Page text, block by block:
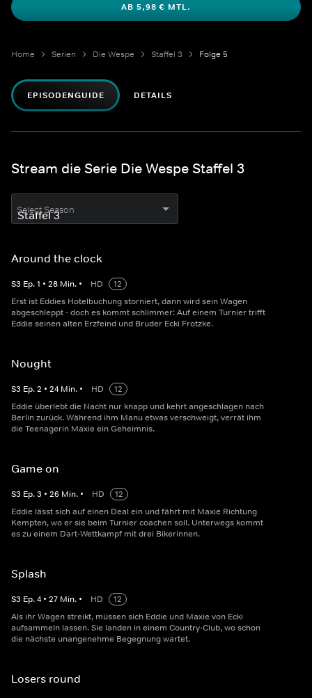
AB 5,98 € MTL.
Home Serien Die Wespe Staffel 3 Folge 5
EPISODENGUIDE DETAILS
Stream die Serie Die Wespe Staffel 3
Select Season
Around the clock
S3 Ep.1 • 28 Min. • HD
12
Erst ist Eddies Hotelbuchung storniert, dann wird sein Wagen
abgeschleppt - doch es kommt schlimmer: Auf einem Turnier trifft
Eddie seinen alten Erzfeind und Bruder Ecki Frotzke.
Nought
S3 Ep.2 • 24 Min. • HD
12
Eddie überlebt die Nacht nur knapp und kehrt angeschlagen nach
Berlin zurück. Während ihm Manu etwas verschweigt, verrät ihm
die Teenagerin Maxie ein Geheimnis.
Game on
S3 Ep.3 • 26 Min. • HD
12
Eddie lässt sich auf einen Deal ein und fährt mit Maxie Richtung
Kempten, wo er sie beim Turnier coachen soll. Unterwegs kommt
es zu einem Dart-Wettkampf mit drei Bikerinnen.
Splash
S3 Ep.4 • 27 Min. • HD
12
Als ihr Wagen streikt, müssen sich Eddie und Maxie von Ecki
aufsammeln lassen. Sie landen in einem Country-Club, wo schon
die nächste unangenehme Begegnung wartet.
Losers round